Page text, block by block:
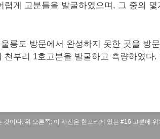
게 고분들을 발굴하였으며, 그 중의 몇
릉도 방문에서 완성하지 못한 곳을 방
부리 1호고분을 발굴하고 측량하였다.
이다. 위 오른쪽: 이 사진은 현포리에 있는 #16 고분에